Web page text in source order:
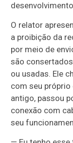
O relator
a proibição da
por meio de
são
ou usadas. Ele
com seu próprio
antigo, passou
conexão com
seu